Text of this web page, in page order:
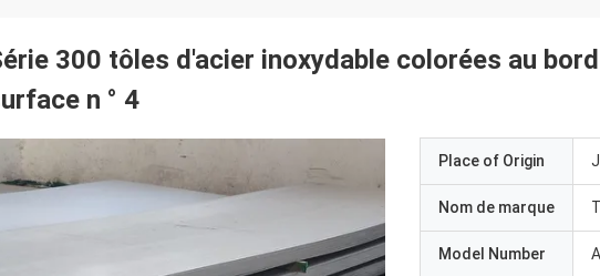
300 tôles d'acier inoxydable colorées au
n ° 4
Place of Origin
Nom de marque
Model Number